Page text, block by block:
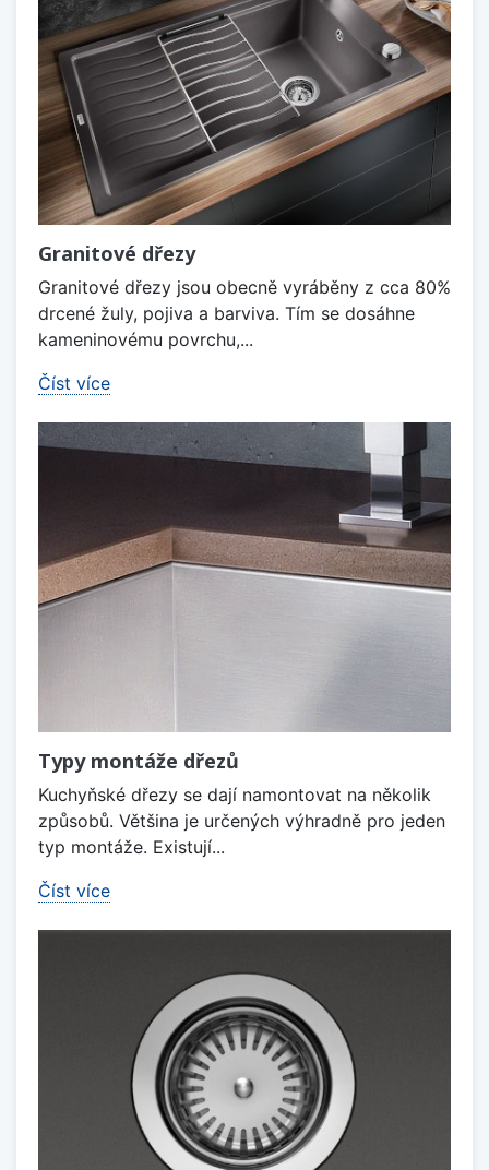
Granitové dřezy
Granitové dřezy jsou obecně vyráběny z cca 80%
drcené žuly, pojiva a barviva. Tím se dosáhne
kameninovému povrchu,...
Číst více
Typy montáže dřezů
Kuchyňské dřezy se dají namontovat na několik
způsobů. Většina je určených výhradně pro jeden
typ montáže. Existují...
Číst více